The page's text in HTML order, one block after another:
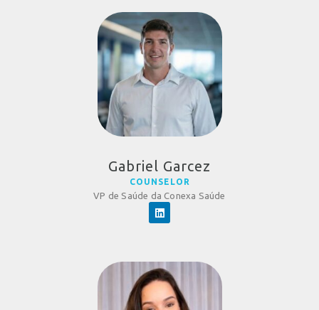
Gabriel Garcez
COUNSELOR
VP de Saúde da Conexa Saúde